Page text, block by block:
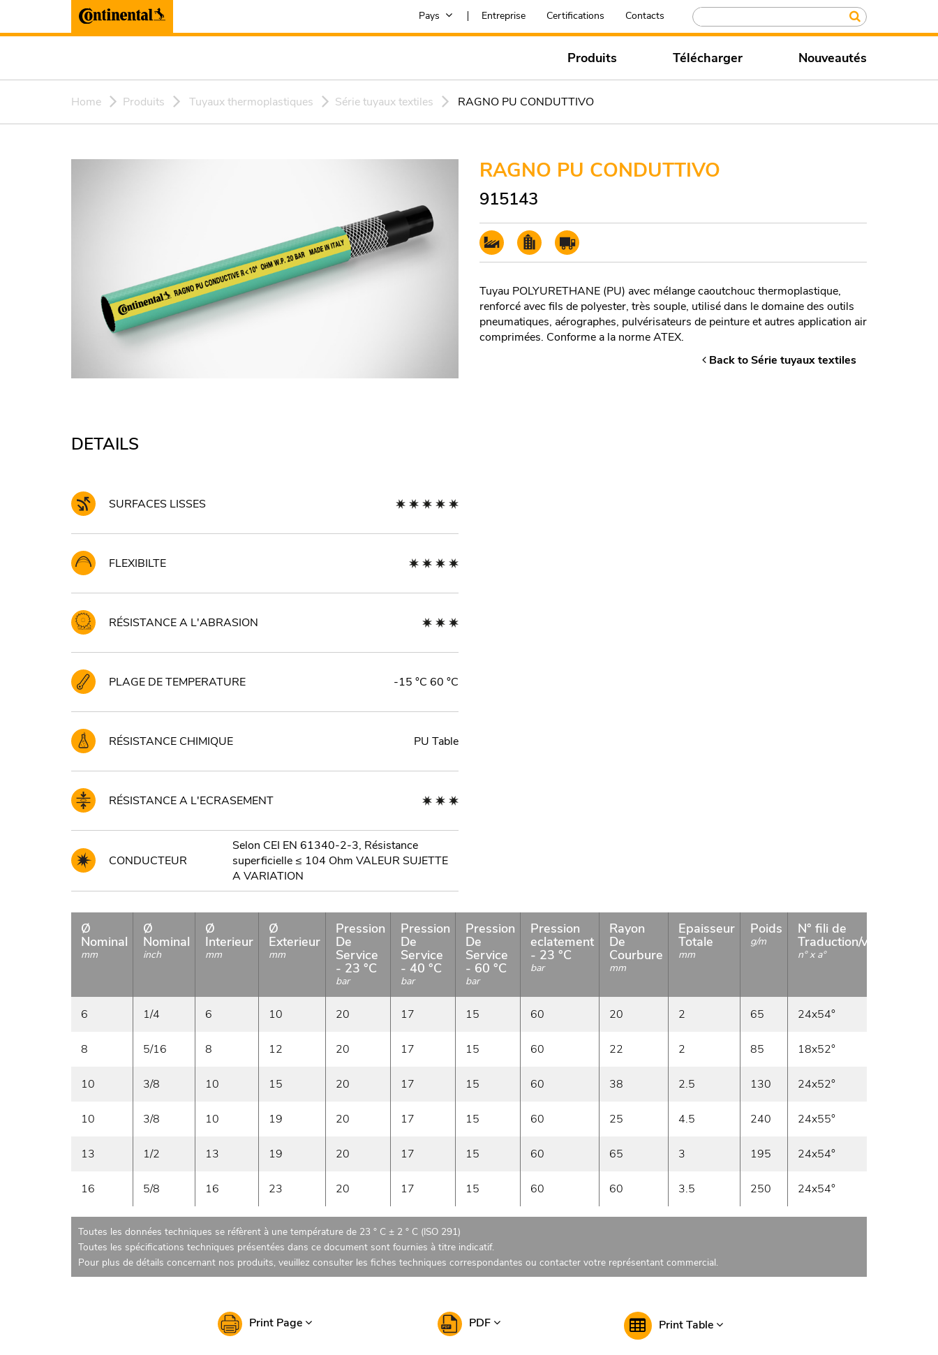
Pays Entreprise Certifications Contacts
Produits Télécharger Nouveautés
Home Produits Tuyaux thermoplastiques Série tuyaux textiles RAGNO PU CONDUTTIVO
RAGNO PU CONDUTTIVO
915143
Tuyau POLYURETHANE (PU) avec mélange caoutchouc thermoplastique,
renforcé avec fils de polyester, très souple, utilisé dans le domaine des outils
pneumatiques, aérographes, pulvérisateurs de peinture et autres application air
comprimées. Conforme a la norme ATEX.
Back to Série tuyaux textiles
DETAILS
SURFACES LISSES
FLEXIBILTE
RÉSISTANCE A L'ABRASION
PLAGE DE TEMPERATURE -15 °C 60 °C
RÉSISTANCE CHIMIQUE PU Table
RÉSISTANCE A L'ECRASEMENT
CONDUCTEUR
Selon CEI EN 61340-2-3, Résistance
superficielle ≤ 104 Ohm VALEUR SUJETTE
A VARIATION
Ø
Nominal
mm
Ø
Nominal
inch
Ø
Interieur
mm
Ø
Exterieur
mm
Pression
De
Service
- 23 °C
bar
Pression
De
Service
- 40 °C
bar
Pression
De
Service
- 60 °C
bar
Pression
eclatement
- 23 °C
bar
Rayon
De
Courbure
mm
Epaisseur
Totale
mm
Poids
g/m
N° fili de
Traduction/visibilité
n° x a°
6 1/4 6 10 20 17 15 60 20 2 65 24x54°
8 5/16 8 12 20 17 15 60 22 2 85 18x52°
10 3/8 10 15 20 17 15 60 38 2.5 130 24x52°
10 3/8 10 19 20 17 15 60 25 4.5 240 24x55°
13 1/2 13 19 20 17 15 60 65 3 195 24x54°
16 5/8 16 23 20 17 15 60 60 3.5 250 24x54°
Toutes les données techniques se réfèrent à une température de 23 ° C ± 2 ° C (ISO 291)
Toutes les spécifications techniques présentées dans ce document sont fournies à titre indicatif.
Pour plus de détails concernant nos produits, veuillez consulter les fiches techniques correspondantes ou contacter votre représentant commercial.
Print Page PDF Print Table